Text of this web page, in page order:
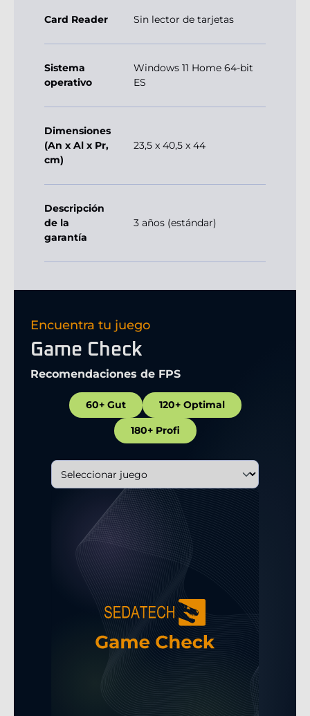
Card Reader Sin lector de tarjetas
Sistema
operativo
Windows 11 Home 64-bit
ES
Dimensiones
(An x Al x Pr,
cm)
23,5 x 40,5 x 44
Descripción
de la
garantía
3 años (estándar)
Encuentra tu juego
Game Check
Recomendaciones de FPS
60+ Gut 120+ Optimal
180+ Profi